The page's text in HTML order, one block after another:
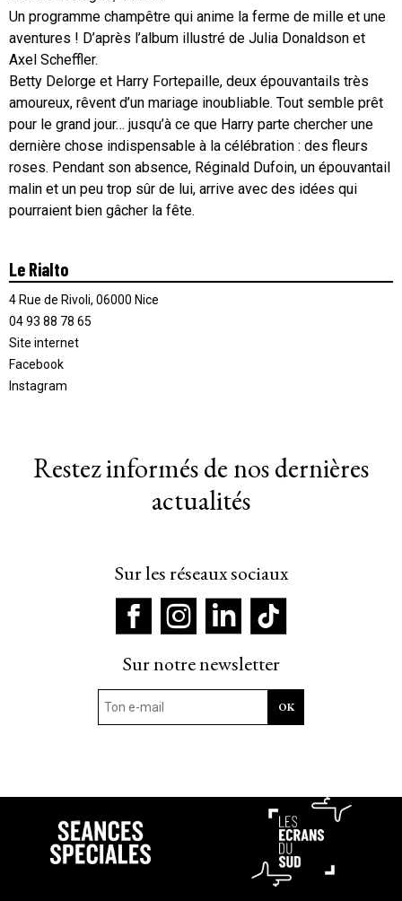
Un programme champêtre qui anime la ferme de mille et une
aventures ! D’après l’album illustré de Julia Donaldson et
Axel Scheffler.
Betty Delorge et Harry Fortepaille, deux épouvantails très
amoureux, rêvent d’un mariage inoubliable. Tout semble prêt
pour le grand jour… jusqu’à ce que Harry parte chercher une
dernière chose indispensable à la célébration : des fleurs
roses. Pendant son absence, Réginald Dufoin, un épouvantail
malin et un peu trop sûr de lui, arrive avec des idées qui
pourraient bien gâcher la fête.
Le Rialto
4 Rue de Rivoli, 06000 Nice
04 93 88 78 65
Site internet
Facebook
Instagram
Restez informés de nos dernières
actualités
Sur les réseaux sociaux
Sur notre newsletter